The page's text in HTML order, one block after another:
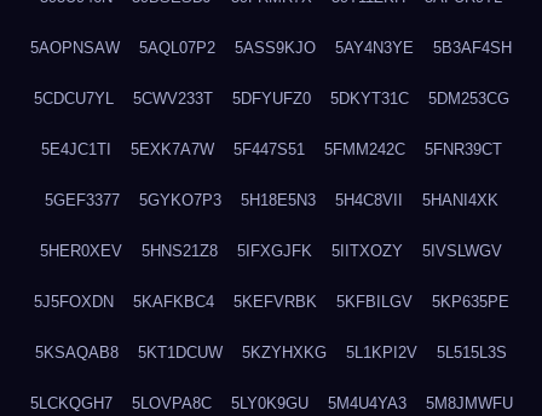
5AOPNSAW 5AQL07P2 5ASS9KJO 5AY4N3YE 5B3AF4SH
5CDCU7YL 5CWV233T 5DFYUFZ0 5DKYT31C 5DM253CG
5E4JC1TI 5EXK7A7W 5F447S51 5FMM242C 5FNR39CT
5GEF3377 5GYKO7P3 5H18E5N3 5H4C8VII 5HANI4XK
5HER0XEV 5HNS21Z8 5IFXGJFK 5IITXOZY 5IVSLWGV
5J5FOXDN 5KAFKBC4 5KEFVRBK 5KFBILGV 5KP635PE
5KSAQAB8 5KT1DCUW 5KZYHXKG 5L1KPI2V 5L515L3S
5LCKQGH7 5LOVPA8C 5LY0K9GU 5M4U4YA3 5M8JMWFU